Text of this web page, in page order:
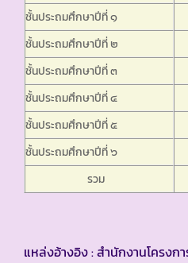
ชั้นประถมศึกษาปีที่ ๑
ชั้นประถมศึกษาปีที่ ๒
ชั้นประถมศึกษาปีที่ ๓
ชั้นประถมศึกษาปีที่ ๔
ชั้นประถมศึกษาปีที่ ๕
ชั้นประถมศึกษาปีที่ ๖
รวม
แหล่งอ้างอิง : สำนักงานโครงก